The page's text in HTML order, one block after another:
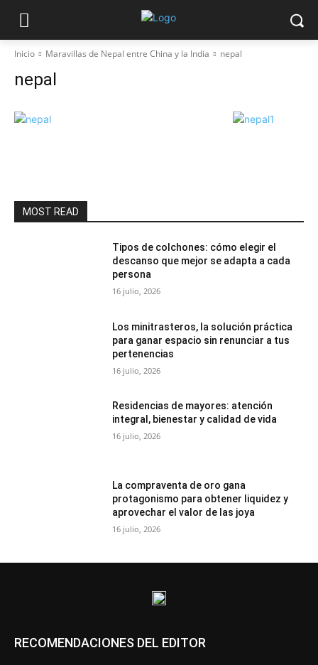
Inicio Maravillas de Nepal entre China y la India nepal
nepal
MOST READ
Tipos de colchones: cómo elegir el
descanso que mejor se adapta a cada
persona
16 julio, 2026
Los minitrasteros, la solución práctica
para ganar espacio sin renunciar a tus
pertenencias
16 julio, 2026
Residencias de mayores: atención
integral, bienestar y calidad de vida
16 julio, 2026
La compraventa de oro gana
protagonismo para obtener liquidez y
aprovechar el valor de las joya
16 julio, 2026
RECOMENDACIONES DEL EDITOR